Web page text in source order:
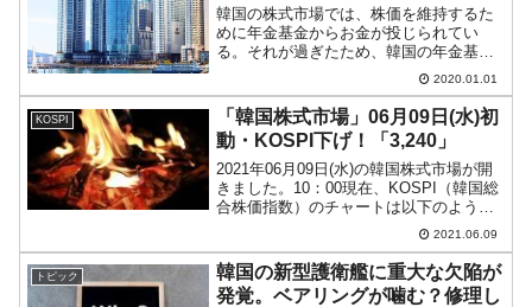
韓国の株式市場では、株価を維持するた
めに年金基金からお金が投じられてい
る。それが過ぎたため、韓国の年金基金
のお金はもうほとんど残っていない、
「溶けてしまった」――といった話を聞
くことがあります。しかし、これは本当
のことでしょうか？年金基金が...
2020.01.01
KOSPI
「韓国株式市場」06月09日(水)初
動・KOSPI下げ！「3,240」
2021年06月09日(水)の韓国株式市場が開
きました。10：00現在、KOSPI（韓国総
合株価指数）のチャートは以下のように
『Investing.com』より引用）。本日は下
げです。前日がコマ足で上昇が厳しそう
なの...
2021.06.09
トピック
韓国の新型護衛艦に重大な欠陥が
発覚。ベアリングが噛む？修理し